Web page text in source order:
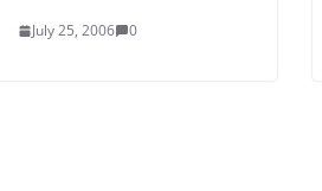
July 25, 2006 0